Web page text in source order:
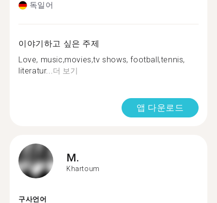
독일어
이야기하고 싶은 주제
Love, music,movies,tv shows, football,tennis,
literatur...더 보기
앱 다운로드
M.
Khartoum
구사언어